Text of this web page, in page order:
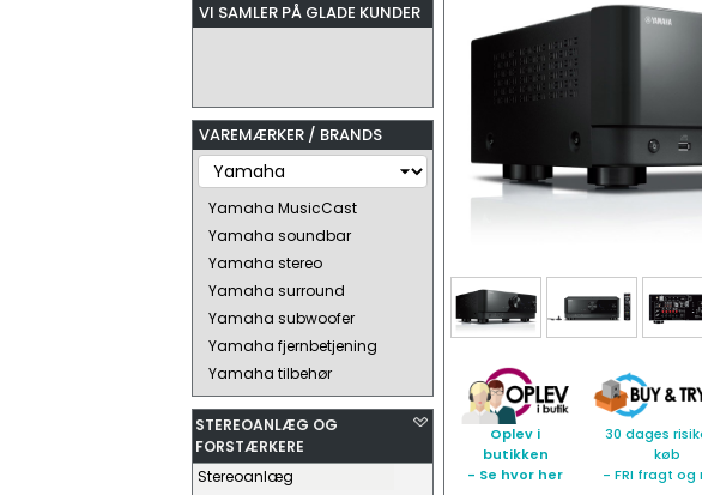
VI SAMLER PÅ GLADE KUNDER
VAREMÆRKER / BRANDS
Yamaha MusicCast
Yamaha soundbar
Yamaha stereo
Yamaha surround
Yamaha subwoofer
Yamaha fjernbetjening
Yamaha tilbehør
STEREOANLÆG OG
FORSTÆRKERE
Stereoanlæg
Oplev i
butikken
- Se hvor her
30 dages
køb
- FRI fragt og